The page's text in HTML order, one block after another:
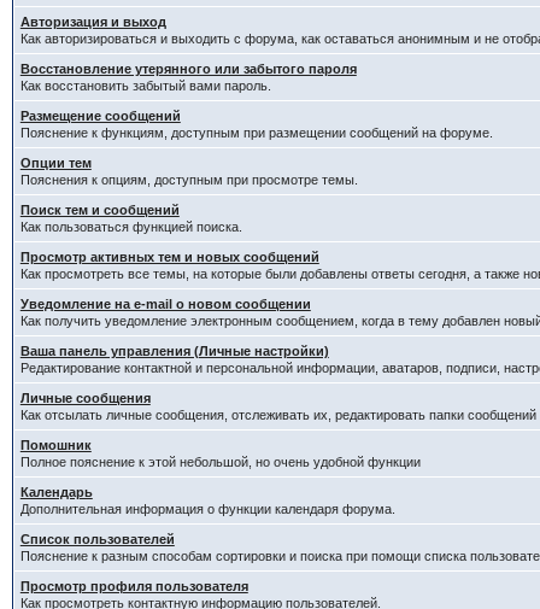
Авторизация и выход
Как авторизироваться и выходить с форума, как оставаться анонимным и не
Восстановление утерянного или забытого пароля
Как восстановить забытый вами пароль.
Размещение сообщений
Пояснение к функциям, доступным при размещении сообщений на форуме.
Опции тем
Пояснения к опциям, доступным при просмотре темы.
Поиск тем и сообщений
Как пользоваться функцией поиска.
Просмотр активных тем и новых сообщений
Как просмотреть все темы, на которые были добавлены ответы сегодня, а также
Уведомление на е-mail о новом сообщении
Как получить уведомление электронным сообщением, когда в тему добавлен
Ваша панель управления (Личные настройки)
Редактирование контактной и персональной информации, аватаров, подписи,
Личные сообщения
Как отсылать личные сообщения, отслеживать их, редактировать папки
Помошник
Полное пояснение к этой небольшой, но очень удобной функции
Календарь
Дополнительная информация о функции календаря форума.
Список пользователей
Пояснение к разным способам сортировки и поиска при помощи списка
Просмотр профиля пользователя
Как просмотреть контактную информацию пользователей.